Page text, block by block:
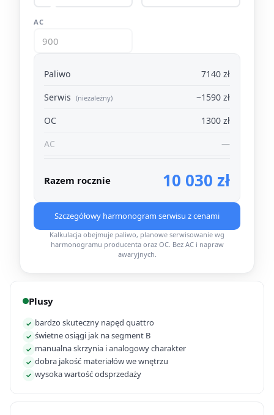
AC
Paliwo
7140 zł
Serwis (niezależny)
~1590 zł
OC
1300 zł
AC
—
Razem rocznie 10 030 zł
Szczegółowy harmonogram serwisu z cenami
Kalkulacja obejmuje paliwo, planowe serwisowanie wg
harmonogramu producenta oraz OC. Bez AC i napraw
awaryjnych.
Plusy
✓ bardzo skuteczny napęd quattro
✓ świetne osiągi jak na segment B
✓ manualna skrzynia i analogowy charakter
✓ dobra jakość materiałów we wnętrzu
✓ wysoka wartość odsprzedaży